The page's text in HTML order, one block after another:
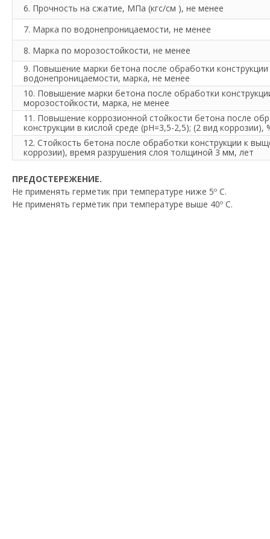
6. Прочность на сжатие, МПа (кгс/см ), не менее
7. Марка по водонепроницаемости, не менее
8. Марка по морозостойкости, не менее
9. Повышение марки бетона после обработки
водонепроницаемости, марка, не менее
10. Повышение марки бетона после обработки
морозостойкости, марка, не менее
11. Повышение коррозионной стойкости бетона после
конструкции в кислой среде (рН=3,5-2,5); (2 вид коррозии),
12. Стойкость бетона после обработки конструкции к
коррозии), время разрушения слоя толщиной 3 мм, лет
ПРЕДОСТЕРЕЖЕНИЕ.
Не применять герметик при температуре ниже 5º С.
Не применять герметик при температуре выше 40º С.